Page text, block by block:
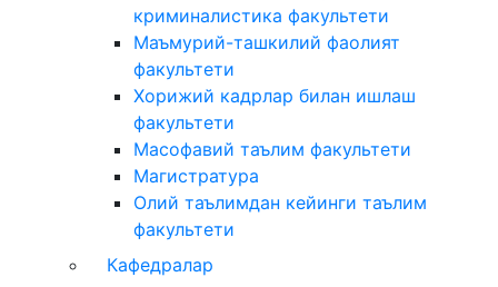
криминалистика факультети
Маъмурий-ташкилий фаолият
факультети
Хорижий кадрлар билан ишлаш
факультети
Масофавий таълим факультети
Магистратура
Олий таълимдан кейинги таълим
факультети
Кафедралар